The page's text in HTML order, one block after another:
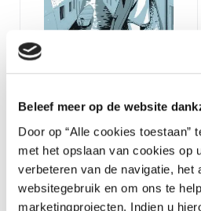
Beleef meer op de website
Door op “Alle cookies toestaan”
met het opslaan van cookies op
verbeteren van de navigatie, het
websitegebruik en om ons te
marketingprojecten. Indien u
Sirocco (tweede druk)
€27,95
uitverkocht
LEES VERDER